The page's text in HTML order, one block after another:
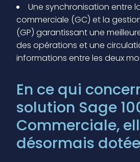
Une synchronisation entre
commerciale (GC) et la
(GP) garantissant une
des opérations et une
informations entre les deux
En ce qui
solution Sage
Commerciale,
désormais